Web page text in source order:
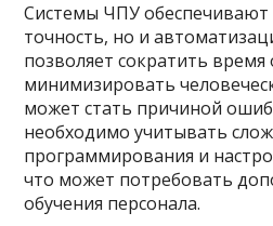
Системы ЧПУ
точность, но и
позволяет сократить время
минимизировать
может стать причиной
необходимо учитывать
программирования и
что может потребовать
обучения персонала.